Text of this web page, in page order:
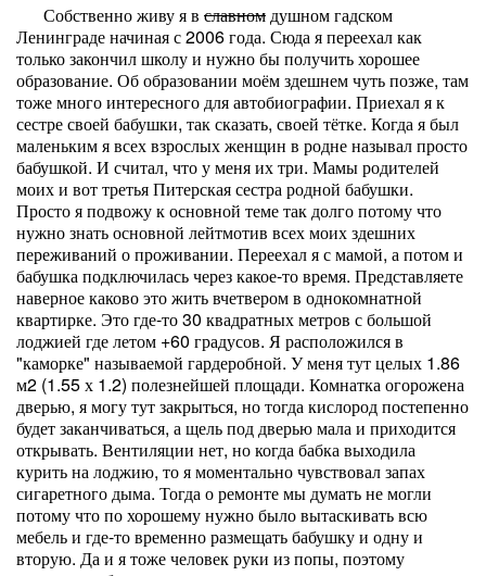
Собственно живу я в славномдушном гадском
Ленинграде начиная с 2006 года. Сюда я переехал как
только закончил школу и нужно бы получить хорошее
образование. Об образовании моём здешнем чуть позже, там
тоже много интересного для автобиографии. Приехал я к
сестре своей бабушки, так сказать, своей тётке. Когда я был
маленьким я всех взрослых женщин в родне называл просто
бабушкой. И считал, что у меня их три. Мамы родителей
моих и вот третья Питерская сестра родной бабушки.
Просто я подвожу к основной теме так долго потому что
нужно знать основной лейтмотив всех моих здешних
переживаний о проживании. Переехал я с мамой, а потом и
бабушка подключилась через какое-то время. Представляете
наверное каково это жить вчетвером в однокомнатной
квартирке. Это где-то 30 квадратных метров с большой
лоджией где летом +60 градусов. Я расположился в
"каморке" называемой гардеробной. У меня тут целых 1.86
м2 (1.55 х 1.2) полезнейшей площади. Комнатка огорожена
дверью, я могу тут закрыться, но тогда кислород постепенно
будет заканчиваться, а щель под дверью мала и приходится
открывать. Вентиляции нет, но когда бабка выходила
курить на лоджию, то я моментально чувствовал запах
сигаретного дыма. Тогда о ремонте мы думать не могли
потому что по хорошему нужно было вытаскивать всю
мебель и где-то временно размещать бабушку и одну и
вторую. Да и я тоже человек руки из попы, поэтому